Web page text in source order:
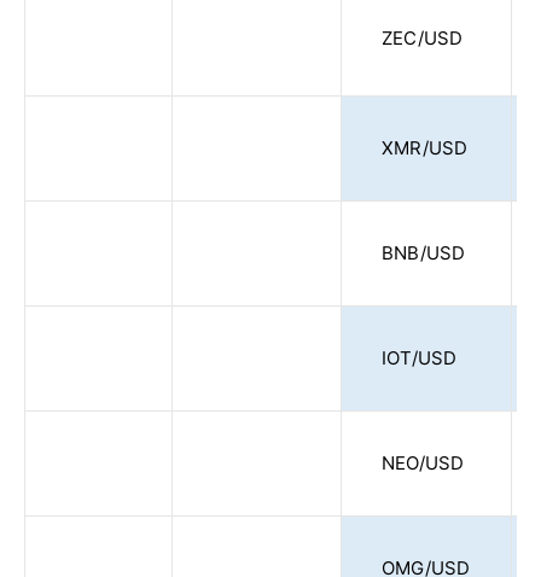
ZEC/USD
XMR/USD
BNB/USD
IOT/USD
NEO/USD
OMG/USD